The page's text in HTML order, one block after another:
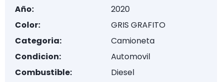
Año:
2020
Color:
GRIS GRAFITO
Categoria:
Camioneta
Condicion:
Automovil
Combustible:
Diesel